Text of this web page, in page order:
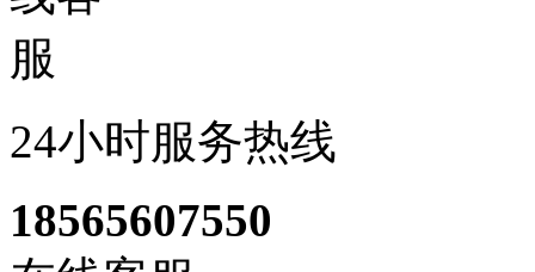
24小时服务热线
18565607550